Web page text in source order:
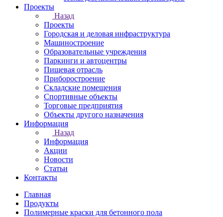
Проекты
Назад
Проекты
Городская и деловая инфраструктура
Машиностроение
Образовательные учреждения
Паркинги и автоцентры
Пищевая отрасль
Приборостроение
Складские помещения
Спортивные объекты
Торговые предприятия
Объекты другого назначения
Информация
Назад
Информация
Акции
Новости
Статьи
Контакты
Главная
Продукты
Полимерные краски для бетонного пола